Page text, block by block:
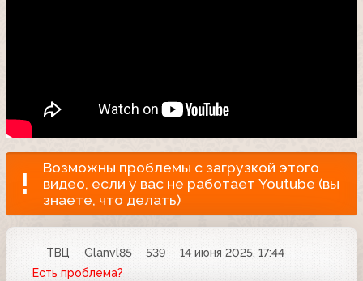
Возможны проблемы с загрузкой этого
видео, если у вас не работает Youtube (вы
знаете, что делать)
ТВЦ Glanvl85 539
14 июня 2025, 17:44
Есть проблема?